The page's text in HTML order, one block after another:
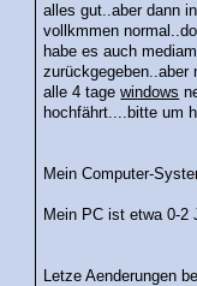
alles gut..aber dann
vollkmmen
habe es auch
alle 4 tagewindows
hochfährt....bitte um
Mein Computer-
Mein PC ist etwa 0-2
Letze Aenderungen